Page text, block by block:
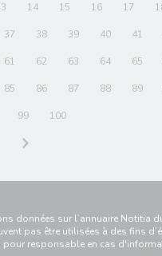
14 15 16 17
37 38 39 40 41
61 62 63 64 65
85 86 87 88 89
99 100
données sur l’annuaire Notitia
pas être utilisées à des fins
pour responsable en cas